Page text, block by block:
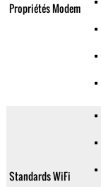
Propriétés Modem
Standards WiFi